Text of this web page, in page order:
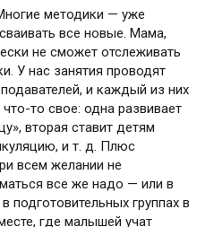
методики — уже
все новые. Мама,
не сможет отслеживать
У нас занятия проводят
и каждый из них
то свое: одна развивает
вторая ставит детям
и т. д. Плюс
всем желании не
все же надо — или в
подготовительных группах в
где малышей учат